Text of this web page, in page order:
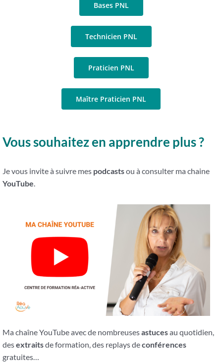
Bases PNL
Technicien PNL
Praticien PNL
Maître Praticien PNL
Vous souhaitez en apprendre plus ?
Je vous invite à suivre mes podcastsou à consulter ma chaine
YouTube.
Ma chaîne YouTube avec de nombreusesastucesau quotidien,
desextraitsde formation, des replays deconférences
gratuites…